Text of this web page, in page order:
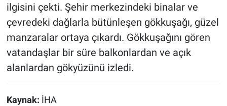
ilgisini çekti. Şehir merkezindeki binalar ve
çevredeki dağlarla bütünleşen gökkuşağı, güzel
manzaralar ortaya çıkardı. Gökkuşağını gören
vatandaşlar bir süre balkonlardan ve açık
alanlardan gökyüzünü izledi.
Kaynak: İHA